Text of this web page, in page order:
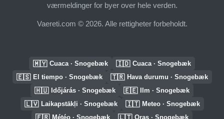
værmeldinger for byer over hele verden.
Vaereti.com © 2026. Alle rettigheter forbeholdt.
🇲🇾 Cuaca · Snogebæk 🇮🇩 Cuaca · Snogebæk
🇪🇸 El tiempo · Snogebæk 🇹🇷 Hava durumu · Snogebæk
🇭🇺 Időjárás · Snogebæk 🇪🇪 Ilm · Snogebæk
🇱🇻 Laikapstākļi · Snogebæk 🇮🇹 Meteo · Snogebæk
🇫🇷 Météo · Snogebæk 🇱🇹 Oras · Snogebæk